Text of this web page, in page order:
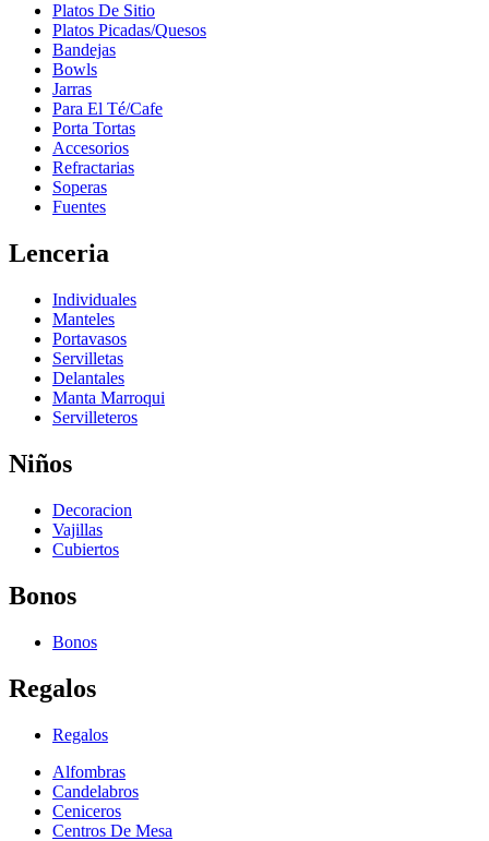
Platos De Sitio
Platos Picadas/Quesos
Bandejas
Bowls
Jarras
Para El Té/Cafe
Porta Tortas
Accesorios
Refractarias
Soperas
Fuentes
Lenceria
Individuales
Manteles
Portavasos
Servilletas
Delantales
Manta Marroqui
Servilleteros
Niños
Decoracion
Vajillas
Cubiertos
Bonos
Bonos
Regalos
Regalos
Alfombras
Candelabros
Ceniceros
Centros De Mesa